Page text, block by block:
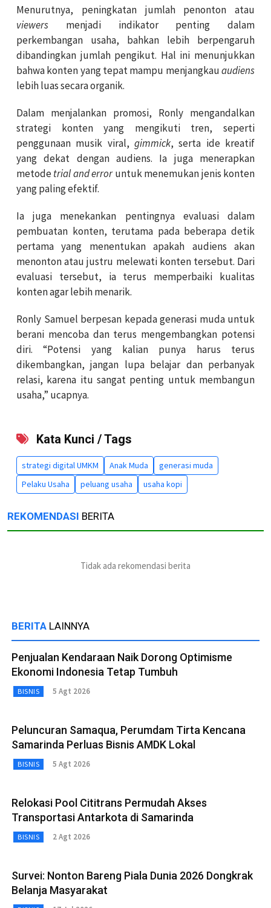
Menurutnya, peningkatan jumlah penonton atau
viewers menjadi indikator penting dalam
perkembangan usaha, bahkan lebih berpengaruh
dibandingkan jumlah pengikut. Hal ini menunjukkan
bahwa konten yang tepat mampu menjangkauaudiens
lebih luas secara organik.
Dalam menjalankan promosi, Ronly mengandalkan
strategi konten yang mengikuti tren, seperti
penggunaan musik viral, gimmick, serta ide kreatif
yang dekat dengan audiens. Ia juga menerapkan
metodetrial and erroruntuk menemukan jenis konten
yang paling efektif.
Ia juga menekankan pentingnya evaluasi dalam
pembuatan konten, terutama pada beberapa detik
pertama yang menentukan apakah audiens akan
menonton atau justru melewati konten tersebut. Dari
evaluasi tersebut, ia terus memperbaiki kualitas
konten agar lebih menarik.
Ronly Samuel berpesan kepada generasi muda untuk
berani mencoba dan terus mengembangkan potensi
diri. “Potensi yang kalian punya harus terus
dikembangkan, jangan lupa belajar dan perbanyak
relasi, karena itu sangat penting untuk membangun
usaha,” ucapnya.
Kata Kunci / Tags
strategi digital UMKM Anak Muda
generasi muda
Pelaku Usaha
peluang usaha usaha kopi
REKOMENDASI BERITA
Tidak ada rekomendasi berita
BERITA LAINNYA
Penjualan Kendaraan Naik Dorong Optimisme
Ekonomi Indonesia Tetap Tumbuh
BISNIS 5 Agt 2026
Peluncuran Samaqua, Perumdam Tirta Kencana
Samarinda Perluas Bisnis AMDK Lokal
BISNIS 5 Agt 2026
Relokasi Pool Cititrans Permudah Akses
Transportasi Antarkota di Samarinda
BISNIS 2 Agt 2026
Survei: Nonton Bareng Piala Dunia 2026 Dongkrak
Belanja Masyarakat